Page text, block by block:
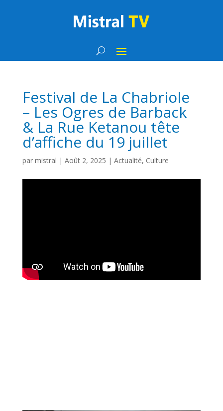
Festival de La Chabriole
– Les Ogres de Barback
& La Rue Ketanou tête
d’affiche du 19 juillet
par mistral | Août 2, 2025 | Actualité, Culture